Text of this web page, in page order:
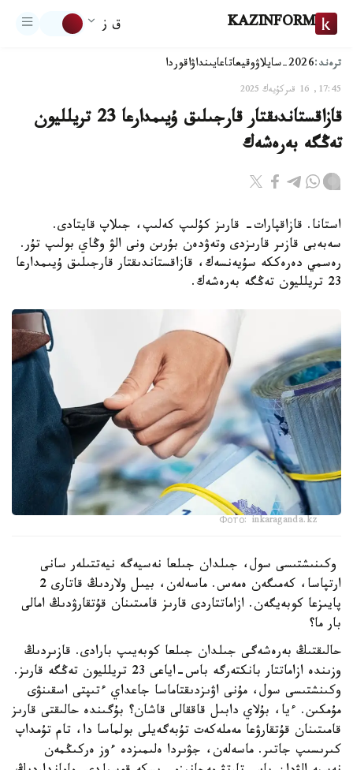
KAZINFORM ق ز
ترەند:2026-سايلاۋ وقيعاتاعايىنداۋاقوردا
17:45, 16 قىركۇيەك 2025
قازاقستاندىقتار قارجىلىق ۇيىمدارعا 23 تريلليون
تەڭگە بەرەشەك
استانا. قازاقپارات- قارىز كۇلىپ كەلىپ، جىلاپ قايتادى.
سەبەبى قازىر قارىزدى وتەۋدەن بۇرىن ونى الۋ وڭاي بولىپ تۇر.
رەسمي دەرەككە سۇيەنسەك، قازاقستاندىقتار قارجىلىق ۇيىمدارعا
23 تريلليون تەڭگە بەرەشەك.
Фото: inkaraganda.kz
وكىنىشتىسى سول، جىلدان جىلعا نەسيەگە نيەتتىلەر سانى
ارتپاسا، كەمىگەن ەمەس. ماسەلەن، بيىل ولاردىڭ قاتارى 2
پايىزعا كوبەيگەن. ازاماتتاردى قارىز قامىتىنان قۇتقارۋدىڭ امالى
بار ما؟
حالىقتىڭ بەرەشەگى جىلدان جىلعا كوبەيىپ بارادى. قازىردىڭ
وزىندە ازاماتتار بانكتەرگە باس-اياعى 23 تريلليون تەڭگە قارىز.
وكىنشتىسى سول، مۇنى اۋىزدىقتاماسا جاعداي ءتىپتى اسقىنۋى
مۇمكىن. ءيا، بۇلاي دابىل قاققالى قاشان؟ بۇگىندە حالىقتى قارىز
قامىتىنان قۇتقارۋعا مەملەكەت تۇبەگەيلى بولماسا دا، تام تۇمداپ
كىرىسىپ جاتىر. ماسەلەن، جۋىردا ەلىمىزدە ءوز ەركىڭمەن